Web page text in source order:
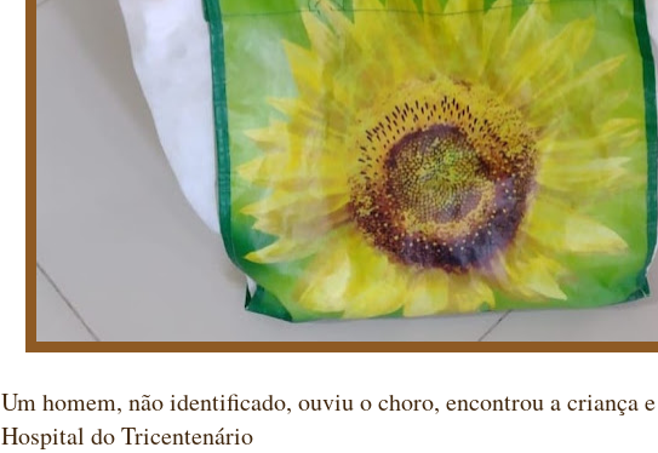
Um homem, não identificado, ouviu o choro, encontrou a criança
Hospital do Tricentenário